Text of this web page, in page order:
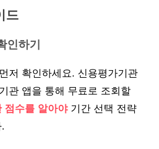
드
인하기
저 확인하세요. 신용평가기관
관 앱을 통해 무료로 조회할
점수를 알아야기간 선택 전략